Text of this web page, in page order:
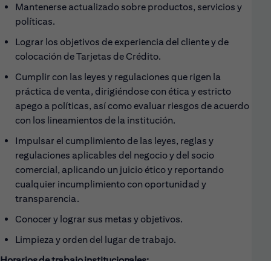
Mantenerse actualizado sobre productos, servicios y
políticas.
Lograr los objetivos de experiencia del cliente y de
colocación de Tarjetas de Crédito.
Cumplir con las leyes y regulaciones que rigen la
práctica de venta, dirigiéndose con ética y estricto
apego a políticas, así como evaluar riesgos de acuerdo
con los lineamientos de la institución.
Impulsar el cumplimiento de las leyes, reglas y
regulaciones aplicables del negocio y del socio
comercial, aplicando un juicio ético y reportando
cualquier incumplimiento con oportunidad y
transparencia.
Conocer y lograr sus metas y objetivos.
Limpieza y orden del lugar de trabajo.